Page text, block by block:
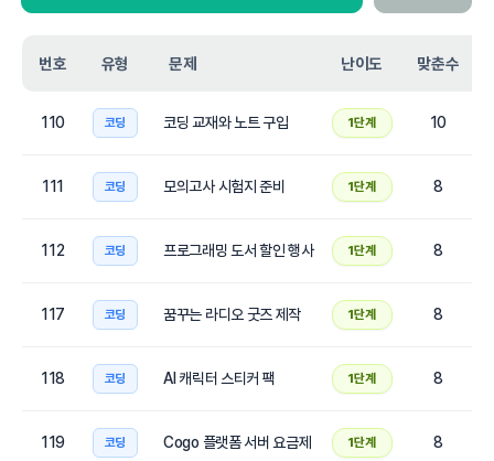
번호 유형 문제 난이도 맞춘수
110 코딩 코딩 교재와 노트 구입 1단계 10
111 코딩 모의고사 시험지 준비 1단계 8
112 코딩 프로그래밍 도서 할인 행사 1단계 8
117 코딩 꿈꾸는 라디오 굿즈 제작 1단계 8
118 코딩 AI 캐릭터 스티커 팩 1단계 8
119 코딩 Cogo 플랫폼 서버 요금제 1단계 8